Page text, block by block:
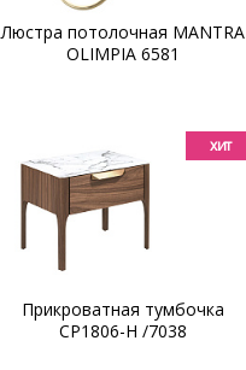
Люстра потолочная MANTRA
OLIMPIA 6581
хит
Прикроватная тумбочка
CP1806-H /7038